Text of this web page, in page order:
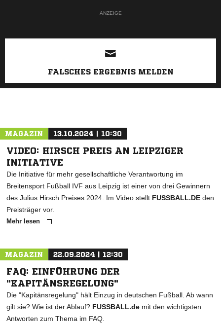
ANZEIGE
FALSCHES ERGEBNIS MELDEN
MAGAZIN 13.10.2024 | 10:30
VIDEO: HIRSCH PREIS AN LEIPZIGER
INITIATIVE
Die Initiative für mehr gesellschaftliche Verantwortung im
Breitensport Fußball IVF aus Leipzig ist einer von drei Gewinnern
des Julius Hirsch Preises 2024. Im Video stellt FUSSBALL.DE den
Preisträger vor.
Mehr lesen
MAGAZIN 22.09.2024 | 12:30
FAQ: EINFÜHRUNG DER
"KAPITÄNSREGELUNG"
Die "Kapitänsregelung" hält Einzug in deutschen Fußball. Ab wann
gilt sie? Wie ist der Ablauf? FUSSBALL.de mit den wichtigsten
Antworten zum Thema im FAQ.